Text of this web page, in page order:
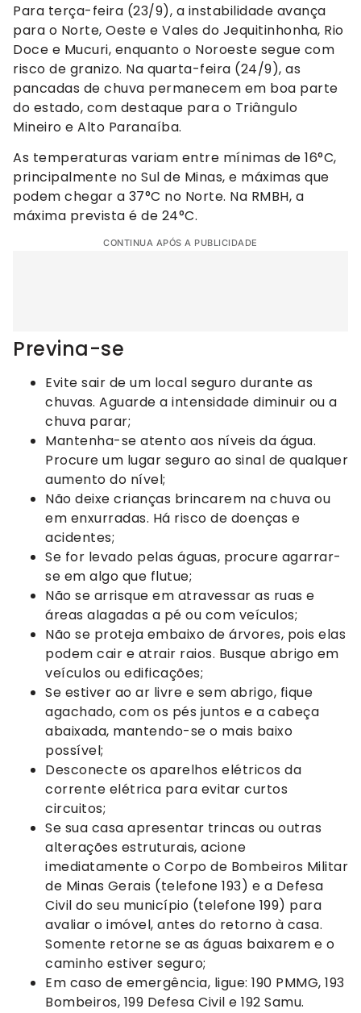
Para terça-feira (23/9), a instabilidade avança
para o Norte, Oeste e Vales do Jequitinhonha, Rio
Doce e Mucuri, enquanto o Noroeste segue com
risco de granizo. Na quarta-feira (24/9), as
pancadas de chuva permanecem em boa parte
do estado, com destaque para o Triângulo
Mineiro e Alto Paranaíba.
As temperaturas variam entre mínimas de 16°C,
principalmente no Sul de Minas, e máximas que
podem chegar a 37°C no Norte. Na RMBH, a
máxima prevista é de 24°C.
CONTINUA APÓS A PUBLICIDADE
Previna-se
Evite sair de um local seguro durante as
chuvas. Aguarde a intensidade diminuir ou a
chuva parar;
Mantenha-se atento aos níveis da água.
Procure um lugar seguro ao sinal de qualquer
aumento do nível;
Não deixe crianças brincarem na chuva ou
em enxurradas. Há risco de doenças e
acidentes;
Se for levado pelas águas, procure agarrar-
se em algo que flutue;
Não se arrisque em atravessar as ruas e
áreas alagadas a pé ou com veículos;
Não se proteja embaixo de árvores, pois elas
podem cair e atrair raios. Busque abrigo em
veículos ou edificações;
Se estiver ao ar livre e sem abrigo, fique
agachado, com os pés juntos e a cabeça
abaixada, mantendo-se o mais baixo
possível;
Desconecte os aparelhos elétricos da
corrente elétrica para evitar curtos
circuitos;
Se sua casa apresentar trincas ou outras
alterações estruturais, acione
imediatamente o Corpo de Bombeiros Militar
de Minas Gerais (telefone 193) e a Defesa
Civil do seu município (telefone 199) para
avaliar o imóvel, antes do retorno à casa.
Somente retorne se as águas baixarem e o
caminho estiver seguro;
Em caso de emergência, ligue: 190 PMMG, 193
Bombeiros, 199 Defesa Civil e 192 Samu.